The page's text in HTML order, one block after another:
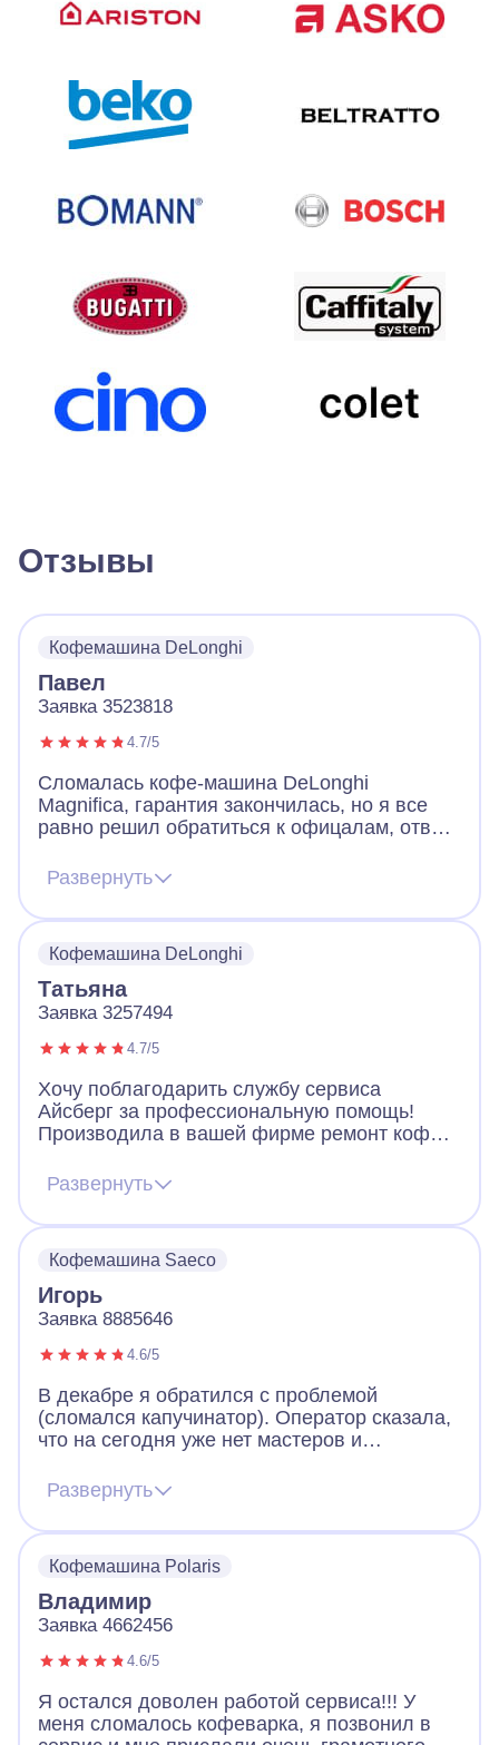
Отзывы
Кофемашина DeLonghi
Павел
Заявка 3523818
4.7/5
Сломалась кофе-машина DeLonghi
Magnifica, гарантия закончилась, но я все
равно решил обратиться к офицалам, ответ
мин на неделю. Я нашёл Айсберг, ответили
быстро, мастер приехал на след день,
осмотрев машину, забрал ее и уже через
отремонтированной. Супер!
Развернуть
Кофемашина DeLonghi
Татьяна
Заявка 3257494
4.7/5
Хочу поблагодарить службу сервиса
Айсберг за профессиональную помощь!
Производила в вашей фирме ремонт кофе
профессиональный. Проблема была в том,
что я утром перепутала контейнеры и в
отсек для кофе, налила воды. Думала, всё
успокоил, почистил все и машина снова
варит вкусный кофе. Еще и рекомендации
дал по уходу за аппаратом. Спасибо ввм, за
Развернуть
Кофемашина Saeco
Игорь
Заявка 8885646
4.6/5
В декабре я обратился с проблемой
(сломался капучинатор). Оператор сказала,
что на сегодня уже нет мастеров и
согласился и оставил свои контактные
данные. На следующий день мне позвонил
мастер. В договоренное время мастер
неисправность. Большое спасибо за
оперативность!
Развернуть
Кофемашина Polaris
Владимир
Заявка 4662456
4.6/5
Я остался доволен работой сервиса!!! У
меня сломалось кофеварка, я позвонил в